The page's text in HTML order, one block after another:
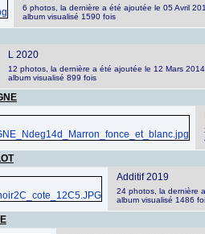
6 photos, la dernière a été ajoutée le 05 Avril
album visualisé 1590 fois
L 2020
12 photos, la dernière a été ajoutée le 12 Mars 2014
album visualisé 899 fois
Additif 2019
24 photos, la dernière
album visualisé 1486